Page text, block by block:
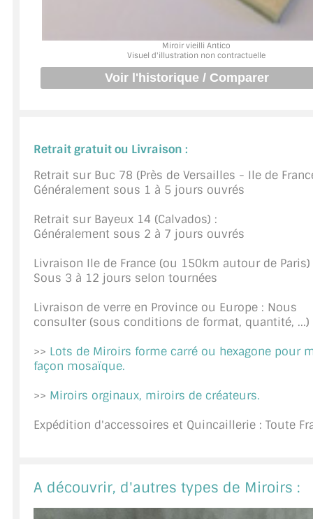
FIXATION GARDES CORPS
SYSTÈMES PIVOTANTS
LE CATALOGUE ACCESSOIRES (STROMBINOSCOPE)
ACCESSOIRES EN PROMOTIONS
NUANCIER RAL
COMMENT COUPER DU VERRE ?
CONSEILS / AIDE
COMPTE PRO
MON PANIER
PLAN DU SITE
NOUS TROUVER - BUC 78
Miroir vieilli Antico
Visuel d'illustration non contractuelle
Retrait gratuit ou Livraison :
Retrait sur Buc 78 (Près de Versailles - Ile de
Généralement sous 1 à 5 jours ouvrés
Retrait sur Bayeux 14 (Calvados) :
Généralement sous 2 à 7 jours ouvrés
Livraison Ile de France (ou 150km autour de Paris)
Sous 3 à 12 jours selon tournées
Livraison de verre en Province ou Europe : Nous
consulter (sous conditions de format, quantité, ...)
>> Lots de Miroirs forme carré ou hexagone pour
façon mosaïque.
>> Miroirs orginaux, miroirs de créateurs.
Expédition d'accessoires et Quincaillerie : Toute
A découvrir, d'autres types de Miroirs :